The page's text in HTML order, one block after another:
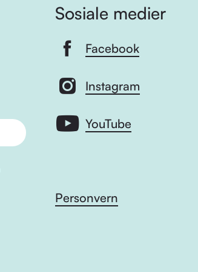
Sosiale medier
Facebook
Instagram
YouTube
Personvern